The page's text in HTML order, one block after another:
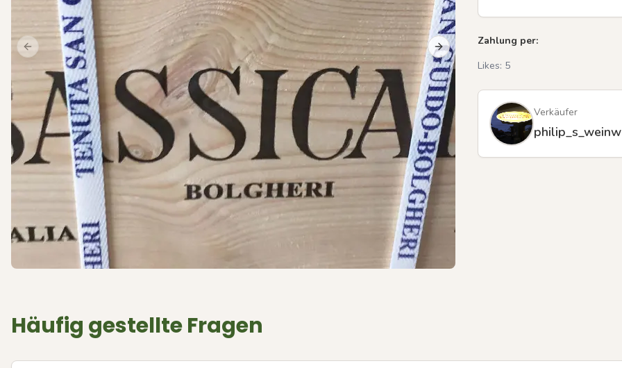
Previous slide Next slide
Zahlung per:
Likes: 5
Verkäufer
Häufig gestellte Fragen